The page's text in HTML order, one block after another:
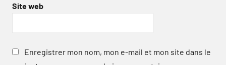
Site web
Enregistrer mon nom, mon e-mail et mon site dans le